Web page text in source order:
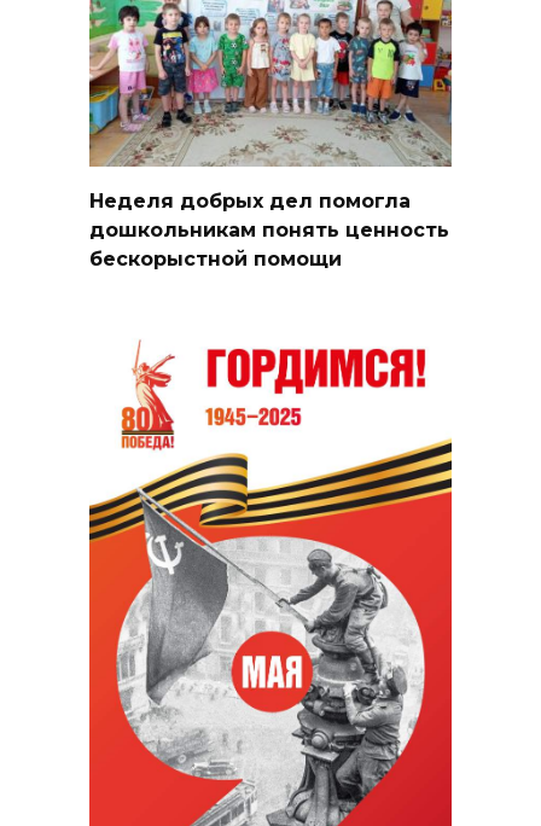
Неделя добрых дел помогла
дошкольникам понять ценность
бескорыстной помощи